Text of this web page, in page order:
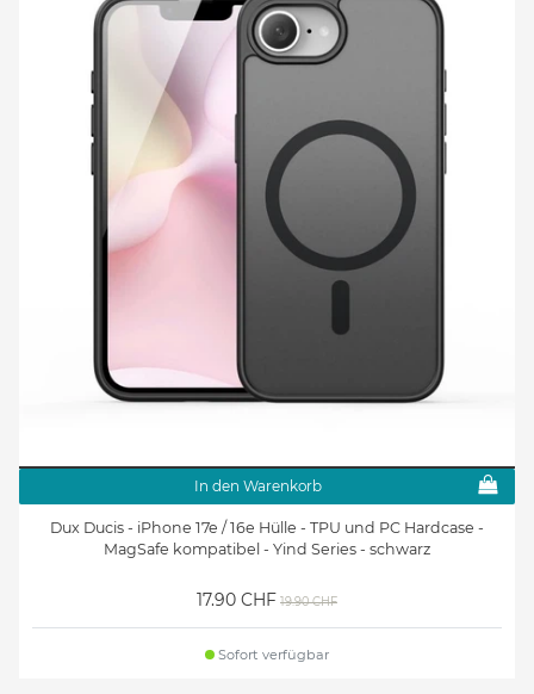
In den Warenkorb
Dux Ducis - iPhone 17e / 16e Hülle - TPU und PC Hardcase -
MagSafe kompatibel - Yind Series - schwarz
17.90 CHF 19.90 CHF
Sofort verfügbar